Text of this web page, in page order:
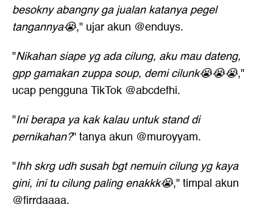
besokny abangny ga jualan katanya pegel
tangannya😭," ujar akun @enduys.
"Nikahan siape yg ada cilung, aku mau dateng,
gpp gamakan zuppa soup, demi cilunk😭😭😭,"
ucap pengguna TikTok @abcdefhi.
"Ini berapa ya kak kalau untuk stand di
pernikahan?" tanya akun @muroyyam.
"Ihh skrg udh susah bgt nemuin cilung yg kaya
gini, ini tu cilung paling enakkk😭," timpal akun
@firrdaaaa.